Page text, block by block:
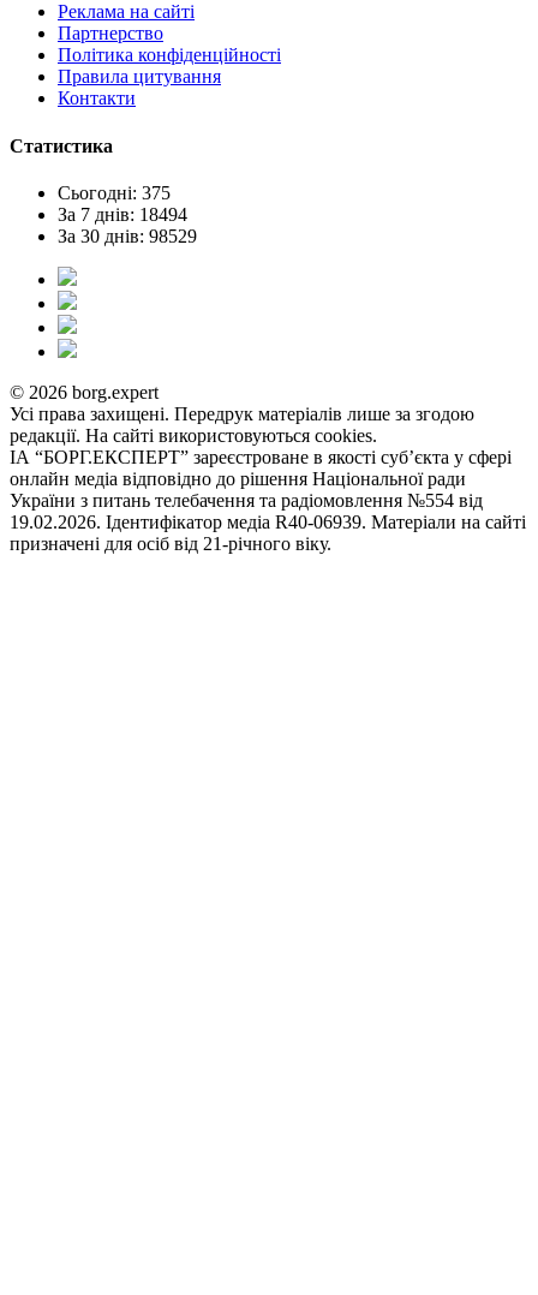
Реклама на сайтi
Партнерство
Політика конфіденційності
Правила цитування
Контакти
Статистика
Сьогодні: 375
За 7 днів: 18494
За 30 днів: 98529
© 2026 borg.expert
Усі права захищені. Передрук матеріалів лише за згодою
редакції. На сайті використовуються cookies.
ІА “БОРГ.ЕКСПЕРТ” зареєстроване в якості суб’єкта у сфері
онлайн медіа відповідно до рішення Національної ради
України з питань телебачення та радіомовлення №554 від
19.02.2026. Ідентифікатор медіа R40-06939. Матеріали на сайті
призначені для осіб від 21-річного віку.